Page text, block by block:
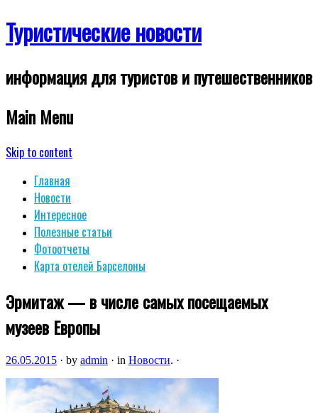
Туристические новости
информация для туристов и путешественников
Main Menu
Skip to content
Главная
Новости
Интересное
Полезные статьи
Фотоотчеты
Карта отелей Барселоны
Эрмитаж — в числе самых посещаемых
музеев Европы
26.05.2015 · by admin · in Новости. ·